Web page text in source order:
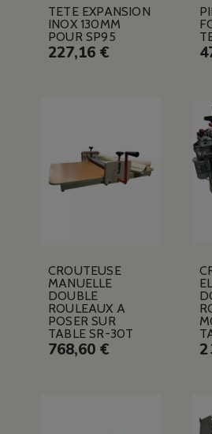
TETE EXPANSION
INOX 130MM
POUR SP95
227,16 €
CROUTEUSE
MANUELLE
DOUBLE
ROULEAUX A
POSER SUR
TABLE SR-30T
768,60 €